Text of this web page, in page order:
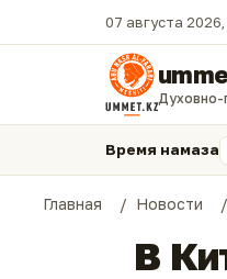
07 августа
Духовно-
Время намаза
Главная Новости
В